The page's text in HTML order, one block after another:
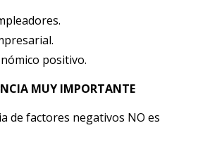
positivo.
MUY IMPORTANTE
de factores negativos NO es